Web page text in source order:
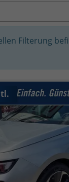
Filterung